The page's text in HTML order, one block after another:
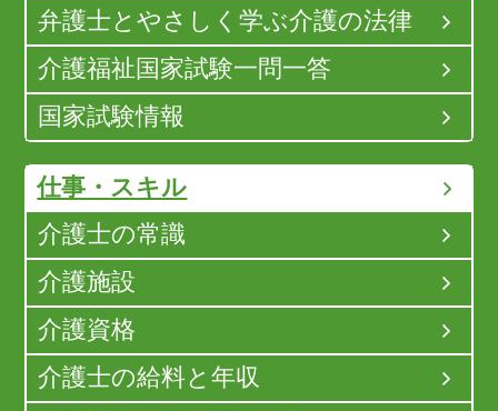
弁護士とやさしく学ぶ介護の法律
介護福祉国家試験一問一答
国家試験情報
仕事・スキル
介護士の常識
介護施設
介護資格
介護士の給料と年収